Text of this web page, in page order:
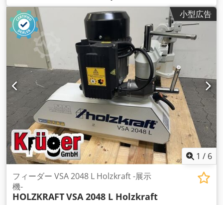
小型広告
1 / 6
フィーダー VSA 2048 L Holzkraft -展示
機-
HOLZKRAFTVSA 2048 L Holzkraft